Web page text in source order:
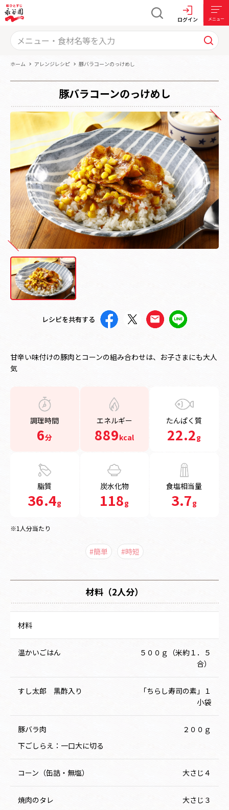
ログイン メニュー
ホーム アレンジレシピ 豚バラコーンのっけめし
豚バラコーンのっけめし
レシピを共有する
甘辛い味付けの豚肉とコーンの組み合わせは、お子さまにも大人
気
調理時間
6分
エネルギー
889kcal
たんぱく質
22.2g
脂質
36.4g
炭水化物
118g
食塩相当量
3.7g
※1人分当たり
#簡単 #時短
材料（2人分）
材料
温かいごはん
５００ｇ（米約１．５
合）
すし太郎 黒酢入り
「ちらし寿司の素」１
小袋
豚バラ肉
２００ｇ
下ごしらえ：一口大に切る
コーン（缶詰・無塩） 大さじ４
焼肉のタレ 大さじ３